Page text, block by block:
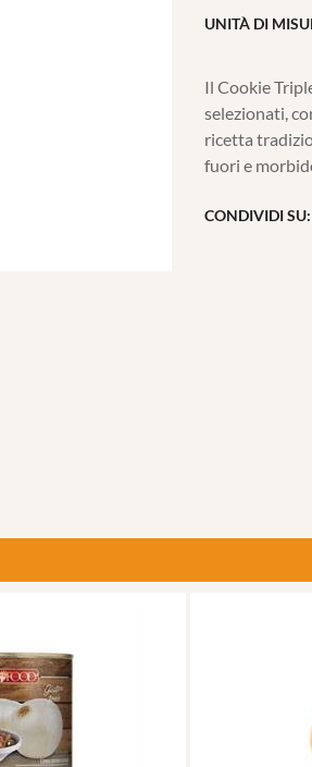
UNITÀ DI
Il Cookie
selezionati,
ricetta
fuori e
CONDIVIDI SU: